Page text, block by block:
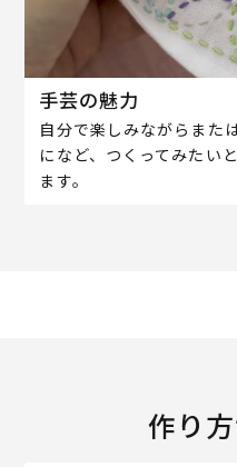
手芸の魅力
自分で楽しみながらまた
になど、つくってみたい
ます。
作り